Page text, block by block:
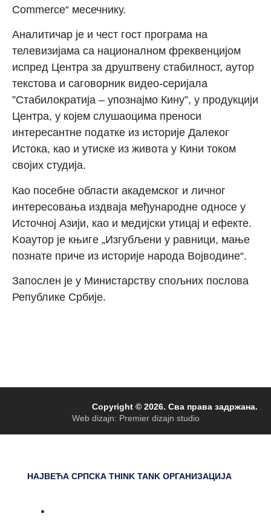
Commerce“ месечнику.
Аналитичар је и чест гост програма на
телевизијама са националном фреквенцијом
испред Центра за друштвену стабилност, аутор
текстова и саговорник видео-серијала
”Стабилократија – упознајмо Кину”, у продукцији
Центра, у којем слушаоцима преноси
интересантне податке из историје Далеког
Истока, као и утиске из живота у Кини током
својих студија.
Као посебне области академског и личног
интересовања издваја међународне односе у
Источној Азији, као и медијски утицај и ефекте.
Kоаутор је књиге „Изгубљени у равници, мање
познате приче из историје народа Војводине“.
Запослен је у Министарству спољних послова
Републике Србије.
Copyright © 2026. Сва права задржана.
Web dizajn: Premier dizajn studio
НАЈВЕЋА СРПСКА THINK TANK ОРГАНИЗАЦИЈА